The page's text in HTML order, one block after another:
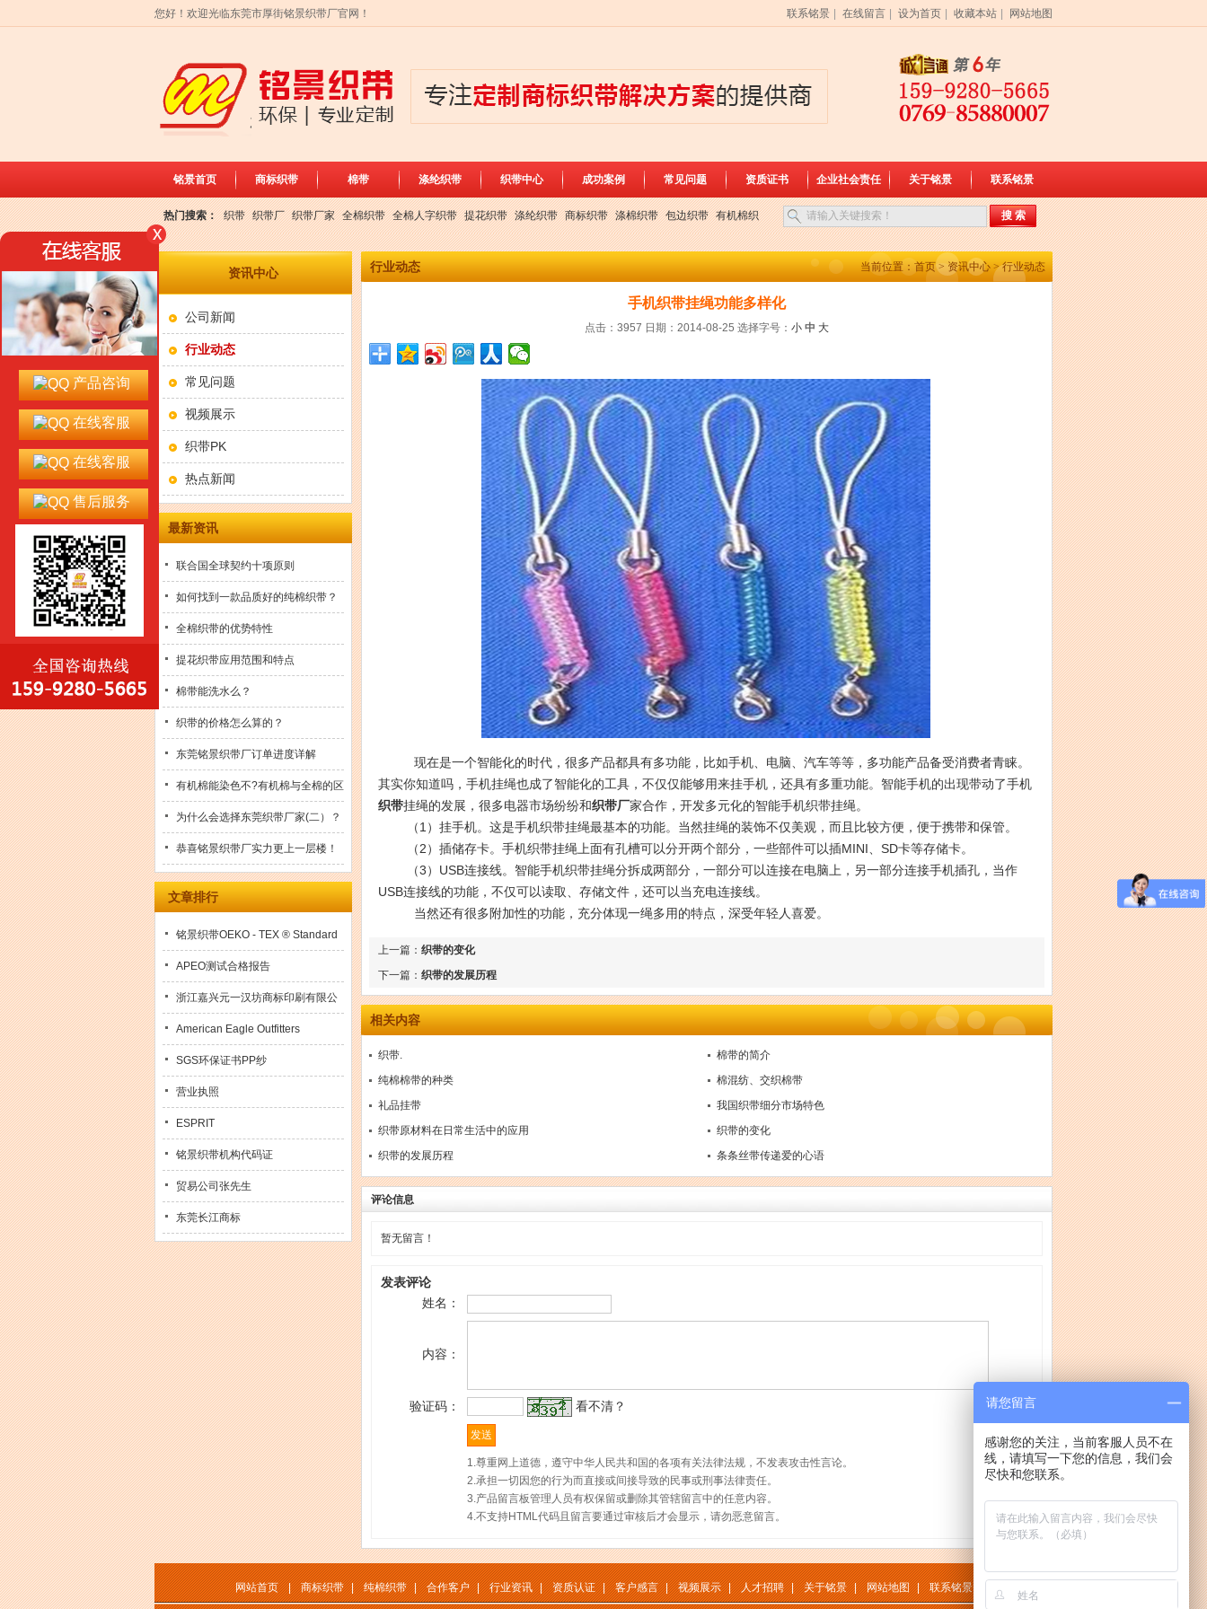
您好！欢迎光临东莞市厚街铭景织带厂官网！ 联系铭景 在线留言 设为首页 收藏本站 网站地图
铭景首页 商标织带 棉带 涤纶织带 织带中心 成功案例 常见问题 资质证书 企业社会责任 关于铭景 联系铭景
热门搜索： 织带 织带厂 织带厂家 全棉织带 全棉人字织带 提花织带 涤纶织带 商标织带 涤棉织带 包边织带 有机棉织
带 环保织带
资讯中心
公司新闻
行业动态
常见问题
视频展示
织带PK
热点新闻
最新资讯
联合国全球契约十项原则
如何找到一款品质好的纯棉织带？
全棉织带的优势特性
提花织带应用范围和特点
棉带能洗水么？
织带的价格怎么算的？
东莞铭景织带厂订单进度详解
有机棉能染色不?有机棉与全棉的区
别在哪儿？
为什么会选择东莞织带厂家(二）？
恭喜铭景织带厂实力更上一层楼！
文章排行
铭景织带OEKO - TEX ® Standard
100-环保证书(2018年)
APEO测试合格报告
浙江嘉兴元一汉坊商标印刷有限公
司
American Eagle Outfitters
SGS环保证书PP纱
营业执照
ESPRIT
铭景织带机构代码证
贸易公司张先生
东莞长江商标
行业动态 当前位置： 首页> 资讯中心 >行业动态
手机织带挂绳功能多样化
点击：3957 日期：2014-08-25 选择字号： 小 中 大
现在是一个智能化的时代，很多产品都具有多功能，比如手机、电脑、汽车等等，多功能产品备受消费者青睐。
其实你知道吗，手机挂绳也成了智能化的工具，不仅仅能够用来挂手机，还具有多重功能。智能手机的出现带动了手机
织带挂绳的发展，很多电器市场纷纷和织带厂家合作，开发多元化的智能手机织带挂绳。
（1）挂手机。这是手机织带挂绳最基本的功能。当然挂绳的装饰不仅美观，而且比较方便，便于携带和保管。
（2）插储存卡。手机织带挂绳上面有孔槽可以分开两个部分，一些部件可以插MINI、SD卡等存储卡。
（3）USB连接线。智能手机织带挂绳分拆成两部分，一部分可以连接在电脑上，另一部分连接手机插孔，当作
USB连接线的功能，不仅可以读取、存储文件，还可以当充电连接线。
当然还有很多附加性的功能，充分体现一绳多用的特点，深受年轻人喜爱。
上一篇： 织带的变化
下一篇： 织带的发展历程
相关内容
织带.
棉带的简介
纯棉棉带的种类
棉混纺、交织棉带
礼品挂带
我国织带细分市场特色
织带原材料在日常生活中的应用
织带的变化
织带的发展历程
条条丝带传递爱的心语
评论信息
暂无留言！
发表评论
姓名：
内容：
验证码： 看不清？
1.尊重网上道德，遵守中华人民共和国的各项有关法律法规，不发表攻击性言论。
2.承担一切因您的行为而直接或间接导致的民事或刑事法律责任。
3.产品留言板管理人员有权保留或删除其管辖留言中的任意内容。
4.不支持HTML代码且留言要通过审核后才会显示，请勿恶意留言。
网站首页 | 商标织带 | 纯棉织带 | 合作客户 | 行业资讯 | 资质认证 | 客户感言 | 视频展示 | 人才招聘 | 关于铭景 | 网站地图 | 联系铭景
产品咨询
在线客服
在线客服
售后服务
请您留言
感谢您的关注，当前客服人员不在
线，请填写一下您的信息，我们会
尽快和您联系。